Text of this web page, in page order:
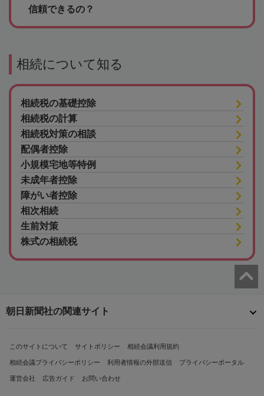
信頼できるの？
相続について知る
相続税の基礎控除
相続税の計算
相続税対策の相談
配偶者控除
小規模宅地等特例
未成年者控除
障がい者控除
相次相続
生前対策
株式の相続税
朝日新聞社の関連サイト
このサイトについて サイトポリシー 相続会議利用規約
相続会議プライバシーポリシー 利用者情報の外部送信 プライバシーポータル
運営会社 広告ガイド お問い合わせ